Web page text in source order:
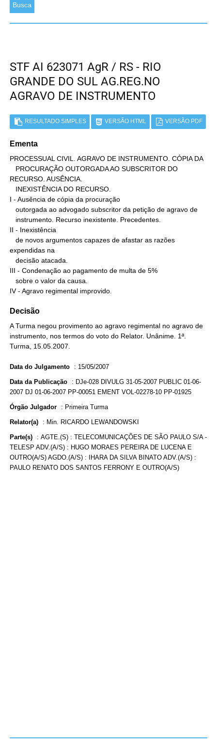
Busca
STF AI 623071 AgR / RS - RIO
GRANDE DO SUL AG.REG.NO
AGRAVO DE INSTRUMENTO
RESULTADO SIMPLES VERSÃO HTML VERSÃO PDF
Ementa
PROCESSUAL CIVIL. AGRAVO DE INSTRUMENTO. CÓPIA DA
RECURSO. AUSÊNCIA.
I - Ausência de cópia da procuração
II - Inexistência
expendidas na
III - Condenação ao pagamento de multa de 5%
IV - Agravo regimental improvido.
Decisão
A Turma negou provimento ao agravo regimental no agravo de
instrumento, nos termos do voto do Relator. Unânime. 1ª.
Turma, 15.05.2007.
Data do Julgamento : 15/05/2007
Data da Publicação : DJe-028 DIVULG 31-05-2007 PUBLIC 01-06-
2007 DJ 01-06-2007 PP-00051 EMENT VOL-02278-10 PP-01925
Órgão Julgador : Primeira Turma
Relator(a) : Min. RICARDO LEWANDOWSKI
Parte(s) : AGTE.(S) : TELECOMUNICAÇÕES DE SÃO PAULO S/A -
TELESP ADV.(A/S) : HUGO MORAES PEREIRA DE LUCENA E
OUTRO(A/S) AGDO.(A/S) : IHARA DA SILVA BINATO ADV.(A/S) :
PAULO RENATO DOS SANTOS FERRONY E OUTRO(A/S)